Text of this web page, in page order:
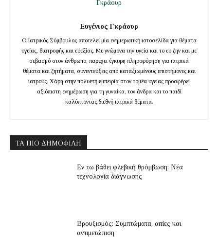
Ευγένιος Γκράουρ
Ο Ιατρικός Σύμβουλος αποτελεί μία ενημερωτική ιστοσελίδα για θέματα
υγείας, διατροφής και ευεξίας. Με γνώμονα την υγεία και το ευ ζην και με
σεβασμό στον άνθρωπο, παρέχει έγκυρη πληροφόρηση για ιατρικά
θέματα και ζητήματα, συνεντεύξεις από καταξιωμένους επιστήμονες και
ιατρούς. Χάρη στην πολυετή εμπειρία στον τομέα υγείας προσφέρει
αξιόπιστη ενημέρωση για τη γυναίκα, τον άνδρα και το παιδί
καλύπτοντας διεθνή ιατρικά θέματα.
ΤΑ ΠΙΟ ΔΗΜΟΦΙΛΉ
Εν τω βάθει φλεβική θρόμβωση: Νέα
τεχνολογία διάγνωσης
Βρουξισμός: Συμπτώματα, αιτίες και
αντιμετώπιση